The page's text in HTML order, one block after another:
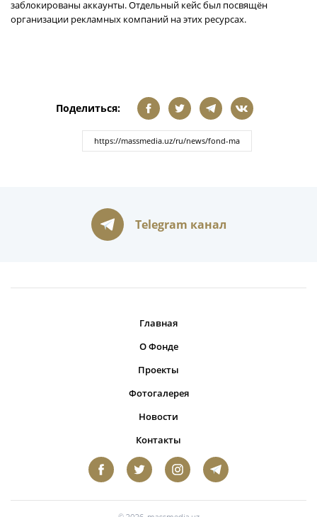
заблокированы аккаунты. Отдельный кейс был посвящён
организации рекламных компаний на этих ресурсах.
Поделиться:
Telegram канал
Главная
О Фонде
Проекты
Фотогалерея
Новости
Контакты